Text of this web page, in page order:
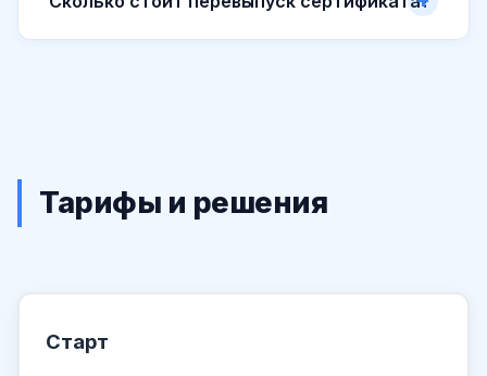
Тарифы и решения
Старт